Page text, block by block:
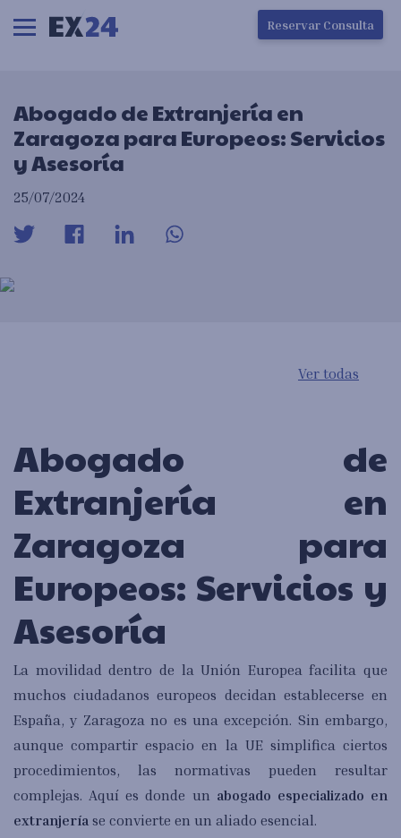
Ha ocurrido un error en la carga de la pantalla
Reservar Consulta
Abogado de Extranjería en
Zaragoza para Europeos: Servicios
y Asesoría
25/07/2024
Ver todas
Abogado de
Extranjería en
Zaragoza para
Europeos: Servicios y
Asesoría
La movilidad dentro de la Unión Europea facilita que
muchos ciudadanos europeos decidan establecerse en
España, y Zaragoza no es una excepción. Sin embargo,
aunque compartir espacio en la UE simplifica ciertos
procedimientos, las normativas pueden resultar
complejas. Aquí es donde un abogado especializado en
extranjería se convierte en un aliado esencial.